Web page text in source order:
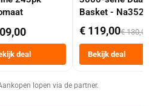
deal
Basket -
Dubbele Mand 9
Tot 6 Personen
Heteluchtfriteuse
Zwart
€ 119,00€ 130,00
Bekijk deal
lopen via de partner.